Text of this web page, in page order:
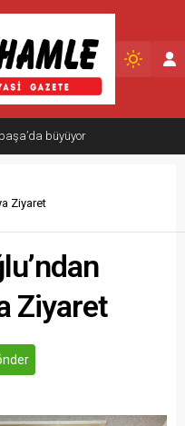
büyüyor
Ziyaret
Ziyaret